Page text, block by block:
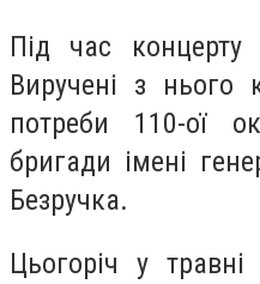
Під час концерту
Виручені з
потреби 110-ої
бригади імені
Безручка.
Цьогоріч у